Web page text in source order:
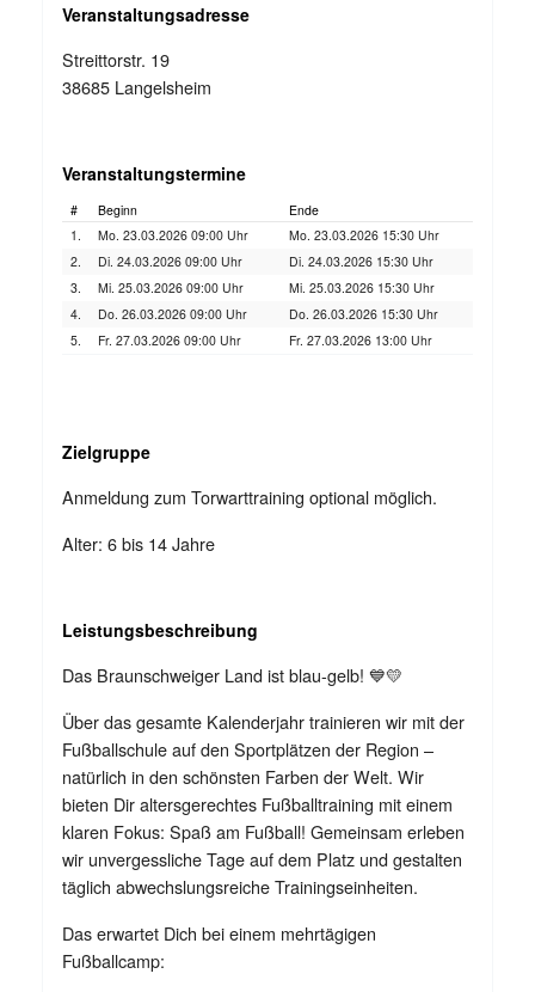
Veranstaltungsadresse
Streittorstr. 19
38685 Langelsheim
Veranstaltungstermine
# Beginn
Ende
1.
Mo. 23.03.2026 09:00 Uhr
Mo. 23.03.2026 15:30 Uhr
2.
Di. 24.03.2026 09:00 Uhr
Di. 24.03.2026 15:30 Uhr
3.
Mi. 25.03.2026 09:00 Uhr
Mi. 25.03.2026 15:30 Uhr
4.
Do. 26.03.2026 09:00 Uhr
Do. 26.03.2026 15:30 Uhr
5.
Fr. 27.03.2026 09:00 Uhr Fr. 27.03.2026 13:00 Uhr
Zielgruppe
Anmeldung zum Torwarttraining optional möglich.
Alter: 6 bis 14 Jahre
Leistungsbeschreibung
Das Braunschweiger Land ist blau-gelb! 💙💛
Über das gesamte Kalenderjahr trainieren wir mit der
Fußballschule auf den Sportplätzen der Region –
natürlich in den schönsten Farben der Welt. Wir
bieten Dir altersgerechtes Fußballtraining mit einem
klaren Fokus: Spaß am Fußball! Gemeinsam erleben
wir unvergessliche Tage auf dem Platz und gestalten
täglich abwechslungsreiche Trainingseinheiten.
Das erwartet Dich bei einem mehrtägigen
Fußballcamp: